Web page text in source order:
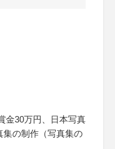
30万円、日本写真
集の制作（写真集の